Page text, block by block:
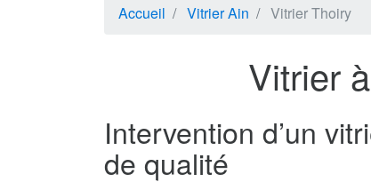
Accueil Vitrier Ain Vitrier Thoiry
Vitrier
Intervention d’un
de qualité